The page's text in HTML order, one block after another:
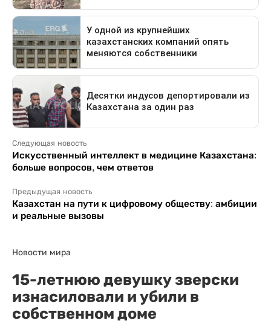
Следующая новость
Искусственный интеллект в медицине Казахстана:
больше вопросов, чем ответов
Предыдущая новость
Казахстан на пути к цифровому обществу: амбиции
и реальные вызовы
Новости мира
15-летнюю девушку зверски
изнасиловали и убили в
собственном доме